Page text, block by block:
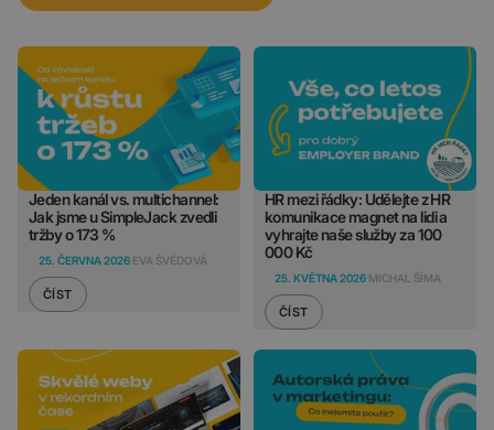
Jeden kanál vs. multichannel:
Jak jsme u SimpleJack zvedli
tržby o 173 %
25. ČERVNA 2026 EVA ŠVÉDOVÁ
ČÍST
HR mezi řádky: Udělejte z HR
komunikace magnet na lidi a
vyhrajte naše služby za 100
000 Kč
25. KVĚTNA 2026 MICHAL ŠÍMA
ČÍST